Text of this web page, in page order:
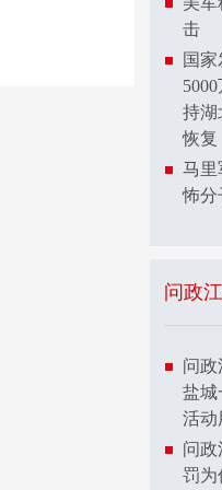
击
国
持湖
恢复
马里
怖分
问政
问政
盐城
活动
问政
罚为